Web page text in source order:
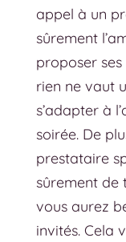
appel à un
sûrement
proposer
rien ne vaut
s’adapter à
soirée. De
prestataire
sûrement de
vous aurez
invités. Cela